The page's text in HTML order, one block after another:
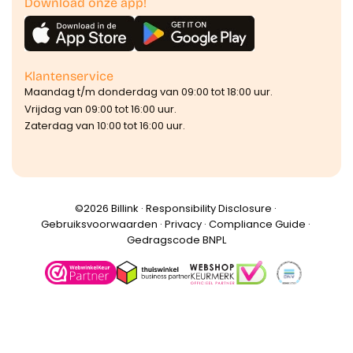
Klantenservice
Maandag t/m donderdag van 09:00 tot 18:00 uur.
Vrijdag van 09:00 tot 16:00 uur.
Zaterdag van 10:00 tot 16:00 uur.
©️2026 Billink · Responsibility Disclosure ·
Gebruiksvoorwaarden · Privacy· Compliance Guide ·
Gedragscode BNPL